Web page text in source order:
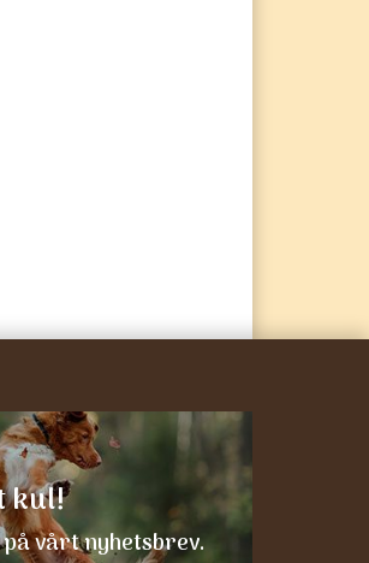
kul!
vårt nyhetsbrev.